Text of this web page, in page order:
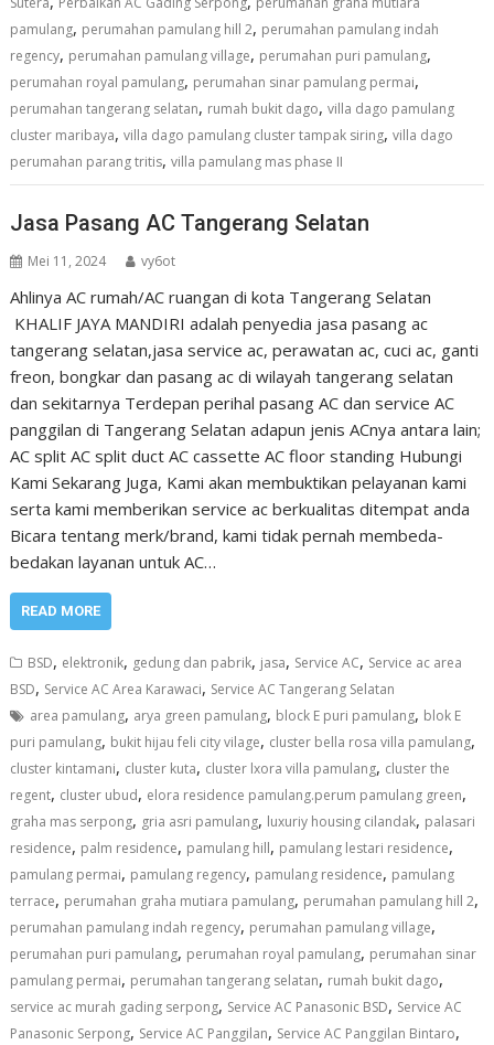
pamulang, perumahan pamulang hill 2, perumahan pamulang indah
regency, perumahan pamulang village, perumahan puri pamulang,
perumahan royal pamulang, perumahan sinar pamulang permai,
perumahan tangerang selatan, rumah bukit dago,villa dago pamulang
cluster maribaya,villa dago pamulang cluster tampak siring,villa dago
perumahan parang tritis,villa pamulang mas phase II
Jasa Pasang AC Tangerang Selatan
Mei 11, 2024 vy6ot
Ahlinya AC rumah/AC ruangan di kota Tangerang Selatan
KHALIF JAYA MANDIRI adalah penyedia jasa pasang ac
tangerang selatan,jasa service ac, perawatan ac, cuci ac, ganti
freon, bongkar dan pasang ac di wilayah tangerang selatan
dan sekitarnya Terdepan perihal pasang AC dan service AC
panggilan di Tangerang Selatan adapun jenis ACnya antara lain;
AC split AC split duct AC cassette AC floor standing Hubungi
Kami Sekarang Juga, Kami akan membuktikan pelayanan kami
serta kami memberikan service ac berkualitas ditempat anda
Bicara tentang merk/brand, kami tidak pernah membeda-
bedakan layanan untuk AC…
READ MORE
BSD, elektronik, gedung dan pabrik, jasa, Service AC, Service ac area
BSD, Service AC Area Karawaci, Service AC Tangerang Selatan
area pamulang, arya green pamulang, block E puri pamulang, blok E
puri pamulang, bukit hijau feli city vilage, cluster bella rosa villa pamulang,
cluster kintamani, cluster kuta, cluster lxora villa pamulang, cluster the
regent, cluster ubud, elora residence pamulang.perum pamulang green,
graha mas serpong, gria asri pamulang, luxuriy housing cilandak, palasari
residence, palm residence, pamulang hill, pamulang lestari residence,
pamulang permai, pamulang regency, pamulang residence, pamulang
terrace, perumahan graha mutiara pamulang, perumahan pamulang hill 2,
perumahan pamulang indah regency, perumahan pamulang village,
perumahan puri pamulang, perumahan royal pamulang, perumahan sinar
pamulang permai, perumahan tangerang selatan, rumah bukit dago,
service ac murah gading serpong, Service AC Panasonic BSD, Service AC
Panasonic Serpong, Service AC Panggilan, Service AC Panggilan Bintaro,